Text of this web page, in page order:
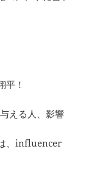
平！
える人、影響
は、influencer